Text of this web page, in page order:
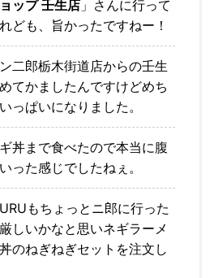
ップ 壬生店 」さんに行って
ども、旨かったですねー！
二郎栃木街道店からの壬生
てかましたんですけどめち
っぱいになりました。
丼まで食べたので本当に腹
った感じでしたねぇ。
もちょっとニ郎に行った
しいかなと思いネギラーメ
のねぎねぎセットを注文し